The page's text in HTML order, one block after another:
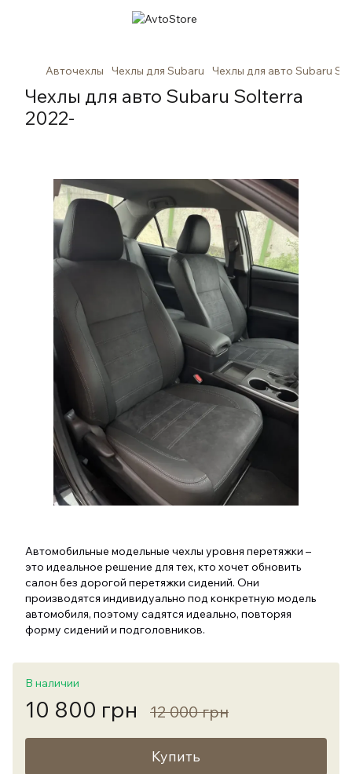
Авточехлы Чехлы для Subaru Чехлы для авто Subaru
Чехлы для авто Subaru Solterra
2022-
Автомобильные модельные чехлы уровня перетяжки –
это идеальное решение для тех, кто хочет обновить
салон без дорогой перетяжки сидений. Они
производятся индивидуально под конкретную модель
автомобиля, поэтому садятся идеально, повторяя
форму сидений и подголовников.
В наличии
10 800 грн 12 000 грн
Купить